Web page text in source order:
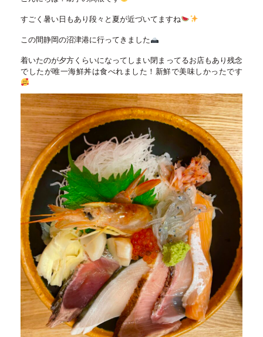
すごく暑い日もあり段々と夏が近づいてますね
この間静岡の沼津港に行ってきました
着いたのが夕方くらいになってしまい閉まってるお店もあり残念
でしたが唯一海鮮丼は食べれました！新鮮で美味しかったです